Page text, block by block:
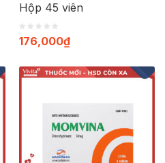
Hộp 45 viên
176,000₫